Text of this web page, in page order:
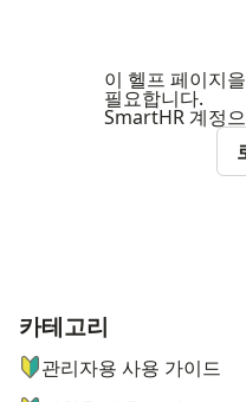
이 헬프 페이지
필요합니다.
SmartHR 계정
ナビゲーションメニュー
카테고리
관리자용 사용 가이드